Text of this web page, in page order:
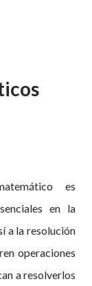
en la
a la resolución
operaciones
a resolverlos